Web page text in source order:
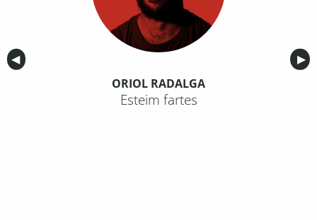
Anterior
◀︎ ▶︎
ORIOL RADALGA
Esteim fartes